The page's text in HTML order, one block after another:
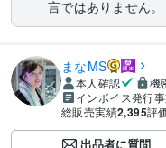
言ではありません。
まなMS
本人確認
機
インボイス発行
総販売実績2,395評
出品者に質問